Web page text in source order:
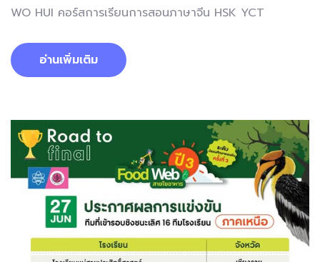
WO HUI คอร์สการเรียนการสอนภาษาจีน HSK YCT
อ่านเพิ่มเติม